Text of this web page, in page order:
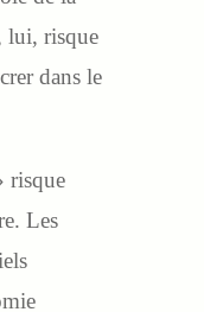
lui, risque
dans le
risque
Les